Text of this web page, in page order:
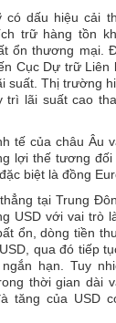
có dấu hiệu cải
trữ hàng tồn
ổn thương mại.
Cục Dự trữ Liên
suất. Thị trường
trì lãi suất cao
tế của châu Âu
lợi thế tương
biệt là đồng
tại Trung
USD với vai trò
ổn, dòng tiền
qua đó tiếp
hạn. Tuy
thời gian dài
tăng của USD